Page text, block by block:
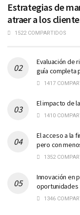
Estrategias de
atraer a los
1522 COMPARTIDOS
Evaluación de
guía completa
1417
El impacto de
1410
El acceso a la
pero con
1352
Innovación en
oportunidades
1346